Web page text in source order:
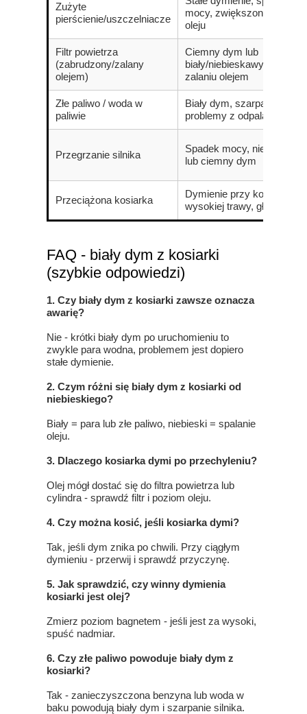
Zużyte
pierścienie/uszczelniacze
mocy, zwiększone zużycie
oleju
Filtr powietrza
(zabrudzony/zalany
olejem)
Ciemny dym lub
biały/niebieskawy przy
zalaniu olejem
Złe paliwo / woda w
paliwie
Biały dym, szarpanie,
problemy z odpalaniem
Przegrzanie silnika
Spadek mocy, niebieskawy
lub ciemny dym
Przeciążona kosiarka
Dymienie przy koszeniu
wysokiej trawy, głośna
FAQ - biały dym z kosiarki
(szybkie odpowiedzi)
1. Czy biały dym z kosiarki zawsze oznacza
awarię?
Nie - krótki biały dym po uruchomieniu to
zwykle para wodna, problemem jest dopiero
stałe dymienie.
2. Czym różni się biały dym z kosiarki od
niebieskiego?
Biały = para lub złe paliwo, niebieski = spalanie
oleju.
3. Dlaczego kosiarka dymi po przechyleniu?
Olej mógł dostać się do filtra powietrza lub
cylindra - sprawdź filtr i poziom oleju.
4. Czy można kosić, jeśli kosiarka dymi?
Tak, jeśli dym znika po chwili. Przy ciągłym
dymieniu - przerwij i sprawdź przyczynę.
5. Jak sprawdzić, czy winny dymienia
kosiarki jest olej?
Zmierz poziom bagnetem - jeśli jest za wysoki,
spuść nadmiar.
6. Czy złe paliwo powoduje biały dym z
kosiarki?
Tak - zanieczyszczona benzyna lub woda w
baku powodują biały dym i szarpanie silnika.